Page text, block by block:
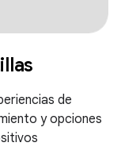
de
y opciones